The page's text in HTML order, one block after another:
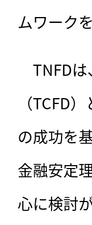
ムワーク
TNFDは
（TCFD
の成功を
金融安定
心に検討